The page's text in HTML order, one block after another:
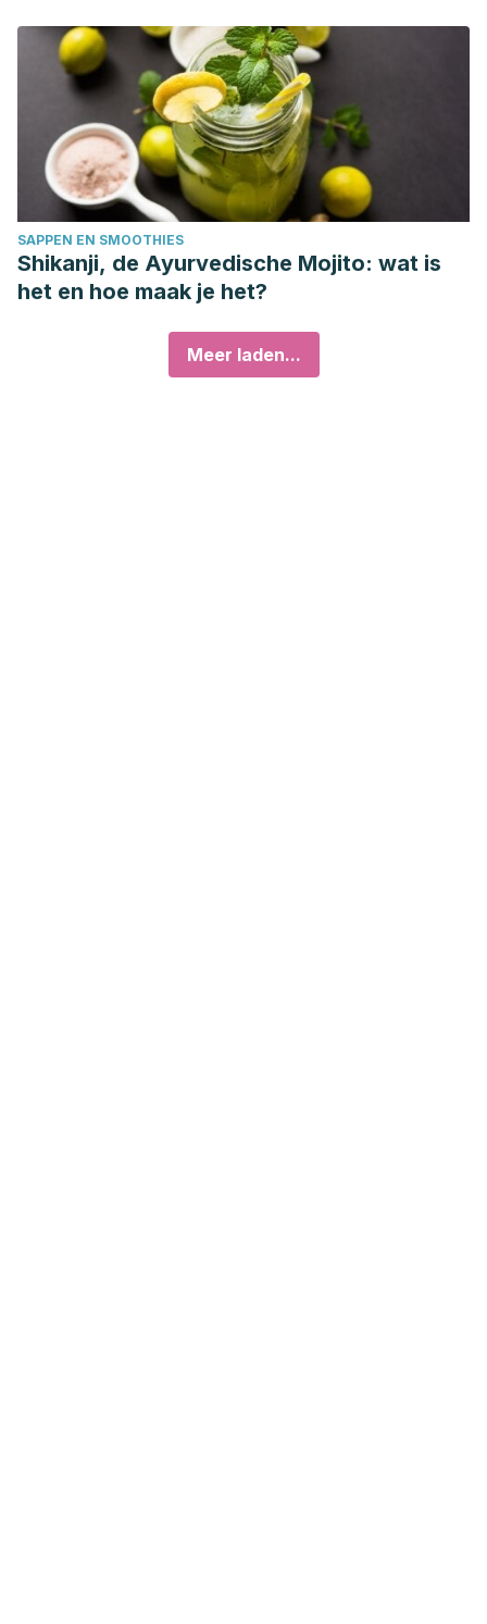
SAPPEN EN SMOOTHIES
Shikanji, de Ayurvedische Mojito: wat is
het en hoe maak je het?
Meer laden...